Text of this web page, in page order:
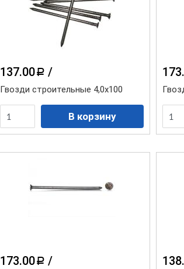
137.00 a /
Гвозди строительные 4,0х100
173.00 a /